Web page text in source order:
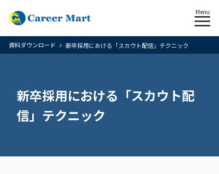
Menu
資料ダウンロード 新卒採用における「スカウト配信」テクニック
新卒採用における「スカウト配
信」テクニック